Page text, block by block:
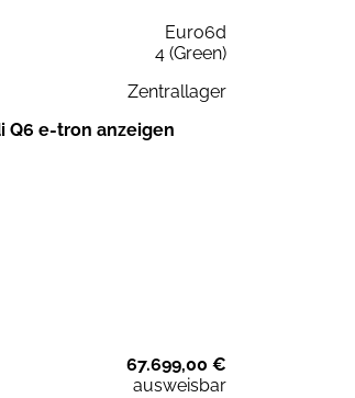
Euro6d
4 (Green)
Zentrallager
Q6 e-tron anzeigen
67.699,00 €
ausweisbar